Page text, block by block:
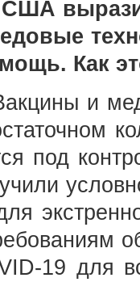
США
Как
и
под
19 для